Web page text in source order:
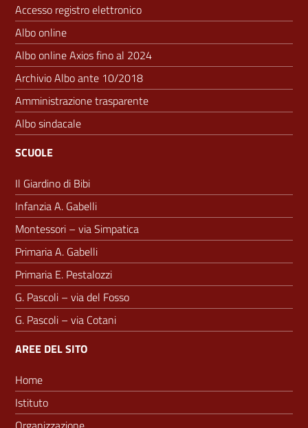
Accesso registro elettronico
Albo online
Albo online Axios fino al 2024
Archivio Albo ante 10/2018
Amministrazione trasparente
Albo sindacale
SCUOLE
Il Giardino di Bibi
Infanzia A. Gabelli
Montessori – via Simpatica
Primaria A. Gabelli
Primaria E. Pestalozzi
G. Pascoli – via del Fosso
G. Pascoli – via Cotani
AREE DEL SITO
Home
Istituto